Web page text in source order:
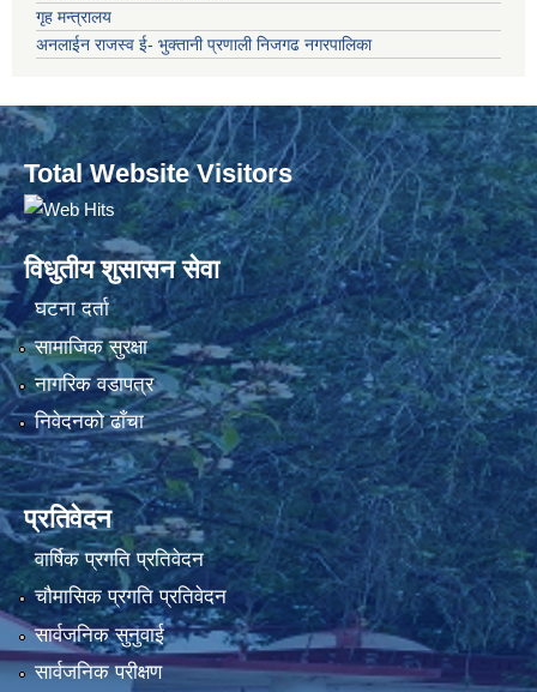
गृह मन्त्रालय
अनलाईन राजस्व ई- भुक्तानी प्रणाली निजगढ नगरपालिका
Total Website Visitors
विधुतीय शुसासन सेवा
घटना दर्ता
सामाजिक सुरक्षा
नागरिक वडापत्र
निवेदनको ढाँचा
प्रतिवेदन
वार्षिक प्रगति प्रतिवेदन
चौमासिक प्रगति प्रतिवेदन
सार्वजनिक सुनुवाई
सार्वजनिक परीक्षण